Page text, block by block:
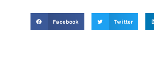
Facebook Twitter